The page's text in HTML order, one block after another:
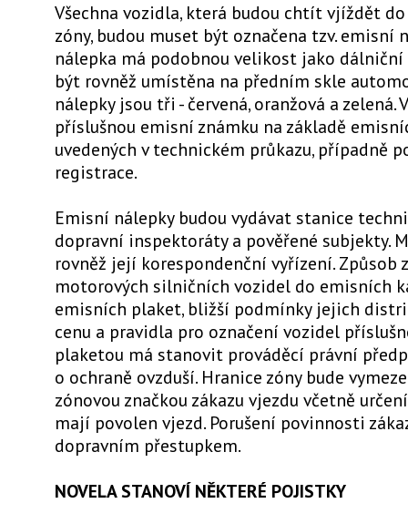
Všechna vozidla, která budou chtít vjíždět
zóny, budou muset být označena tzv. emisní
nálepka má podobnou velikost jako dálniční
být rovněž umístěna na předním skle
nálepky jsou tři - červená, oranžová a zelená.
příslušnou emisní známku na základě
uvedených v technickém průkazu, případně
registrace.
Emisní nálepky budou vydávat stanice
dopravní inspektoráty a pověřené subjekty.
rovněž její korespondenční vyřízení. Způsob
motorových silničních vozidel do emisních
emisních plaket, bližší podmínky jejich
cenu a pravidla pro označení vozidel
plaketou má stanovit prováděcí právní
o ochraně ovzduší. Hranice zóny bude
zónovou značkou zákazu vjezdu včetně
mají povolen vjezd. Porušení povinnosti
dopravním přestupkem.
NOVELA STANOVÍ NĚKTERÉ POJISTKY